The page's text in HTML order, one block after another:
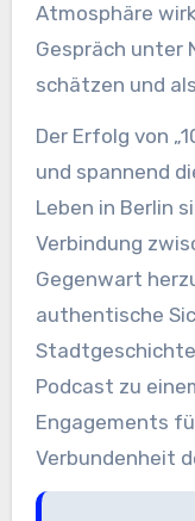
Atmosphäre
Gespräch unter
schätzen und
Der Erfolg von
und spannend
Leben in Berlin
Verbindung
Gegenwart
authentische
Podcast zu
Engagements
Verbundenheit